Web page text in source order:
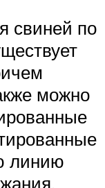
свиней по
можно
линию